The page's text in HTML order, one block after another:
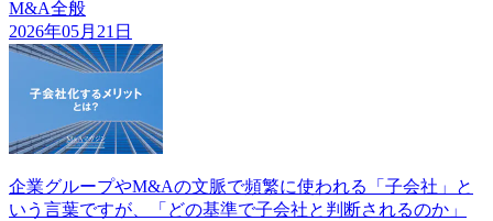
M&A全般
2026年05月21日
企業グループやM&Aの文脈で頻繁に使われる「子会社」と
いう言葉ですが、「どの基準で子会社と判断されるのか」